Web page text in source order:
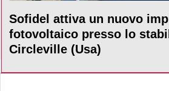
Sofidel attiva un nuovo
fotovoltaico presso lo
Circleville (Usa)